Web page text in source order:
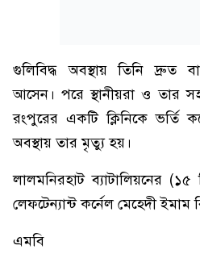
গুলিবিদ্ধ অবস্থায় তিনি দ্রুত
আসেন। পরে স্থানীয়রা ও তার
রংপুরের একটি ক্লিনিকে ভর্তি
অবস্থায় তার মৃত্যু হয়।
লালমনিরহাট ব্যাটালিয়নের
লেফটেন্যান্ট কর্নেল মেহেদী ইমাম
এমবি